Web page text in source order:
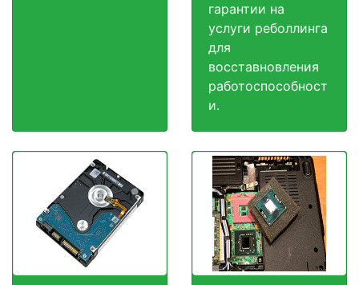
гарантии на
услуги реболлинга
для
восставновления
работоспособност
и.